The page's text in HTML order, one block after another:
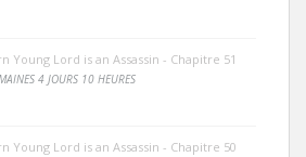
Young Lord is an Assassin - Chapitre 51
4 JOURS 10 HEURES
Young Lord is an Assassin - Chapitre 50